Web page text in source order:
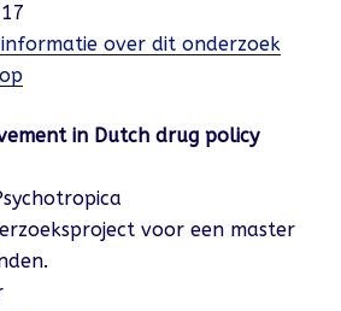
over dit onderzoek
in Dutch drug policy
voor een master